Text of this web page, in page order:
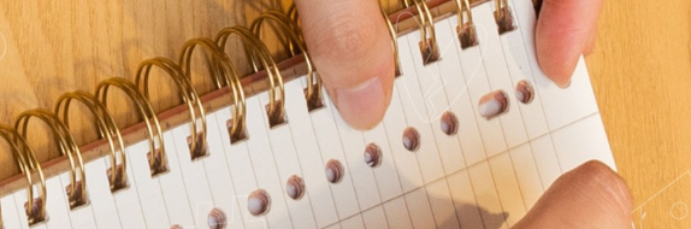
JE EIGEN BRIEF